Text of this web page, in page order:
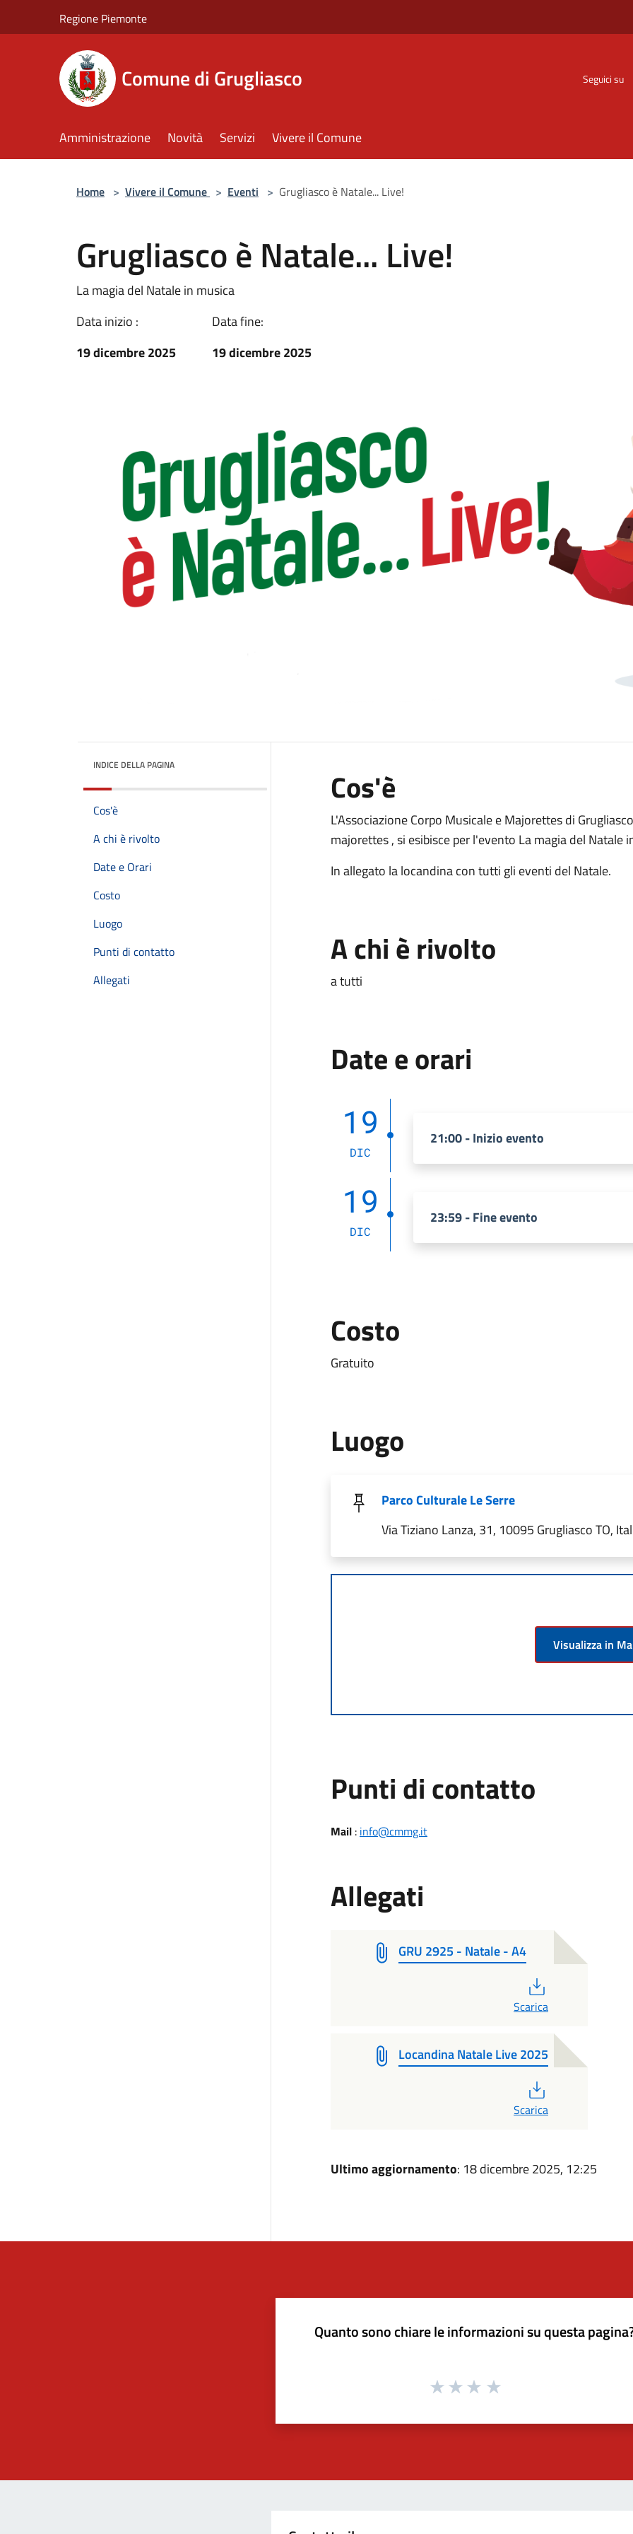
Regione Piemonte
Comune di Grugliasco Seguici su
Amministrazione Novità Servizi Vivere il Comune
Home > Vivere il Comune > Eventi > Grugliasco è Natale... Live!
Grugliasco è Natale... Live!
La magia del Natale in musica
Data inizio :
19 dicembre 2025
Data fine:
19 dicembre 2025
INDICE DELLA PAGINA
Cos'è
A chi è rivolto
Date e Orari
Costo
Luogo
Punti di contatto
Allegati
Cos'è
L'Associazione Corpo Musicale e Majorettes di
majorettes , si esibisce per l'evento La magia del Natale
In allegato la locandina con tutti gli eventi del Natale.
A chi è rivolto
a tutti
Date e orari
19
DIC
21:00 - Inizio evento
19
DIC
23:59 - Fine evento
Costo
Gratuito
Luogo
Parco Culturale Le Serre
Via Tiziano Lanza, 31, 10095 Grugliasco TO,
Visualizza in
Punti di contatto
Mail: info@cmmg.it
Allegati
GRU 2925 - Natale - A4
Scarica
Locandina Natale Live 2025
Scarica
Ultimo aggiornamento: 18 dicembre 2025, 12:25
Quanto sono chiare le informazioni su questa